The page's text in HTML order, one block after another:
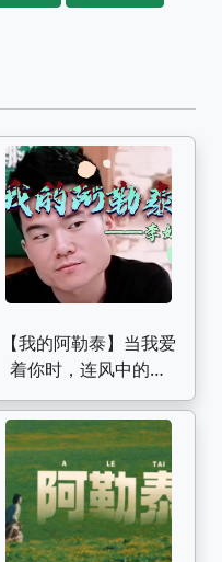
【我的阿勒泰】当我爱
着你时，连风中的松
树，都会用它们丝绒般
的叶子唱出你的名字